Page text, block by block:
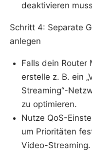
deaktivieren
Schritt 4: Separate
anlegen
Falls dein
erstelle z. B. ein
Streaming“-
zu optimieren.
Nutze QoS-
um Prioritäten
Video-Streaming.